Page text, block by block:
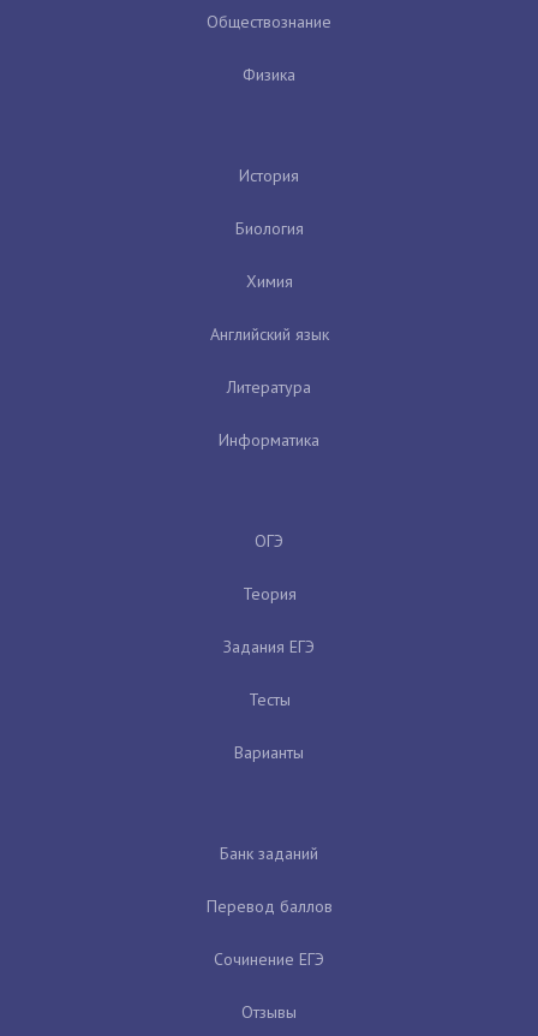
Обществознание
Физика
История
Биология
Химия
Английский язык
Литература
Информатика
ОГЭ
Теория
Задания ЕГЭ
Тесты
Варианты
Банк заданий
Перевод баллов
Сочинение ЕГЭ
Отзывы